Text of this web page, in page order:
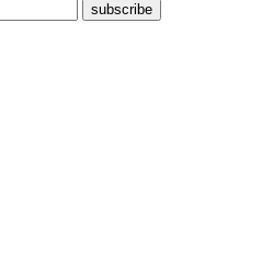
subscribe